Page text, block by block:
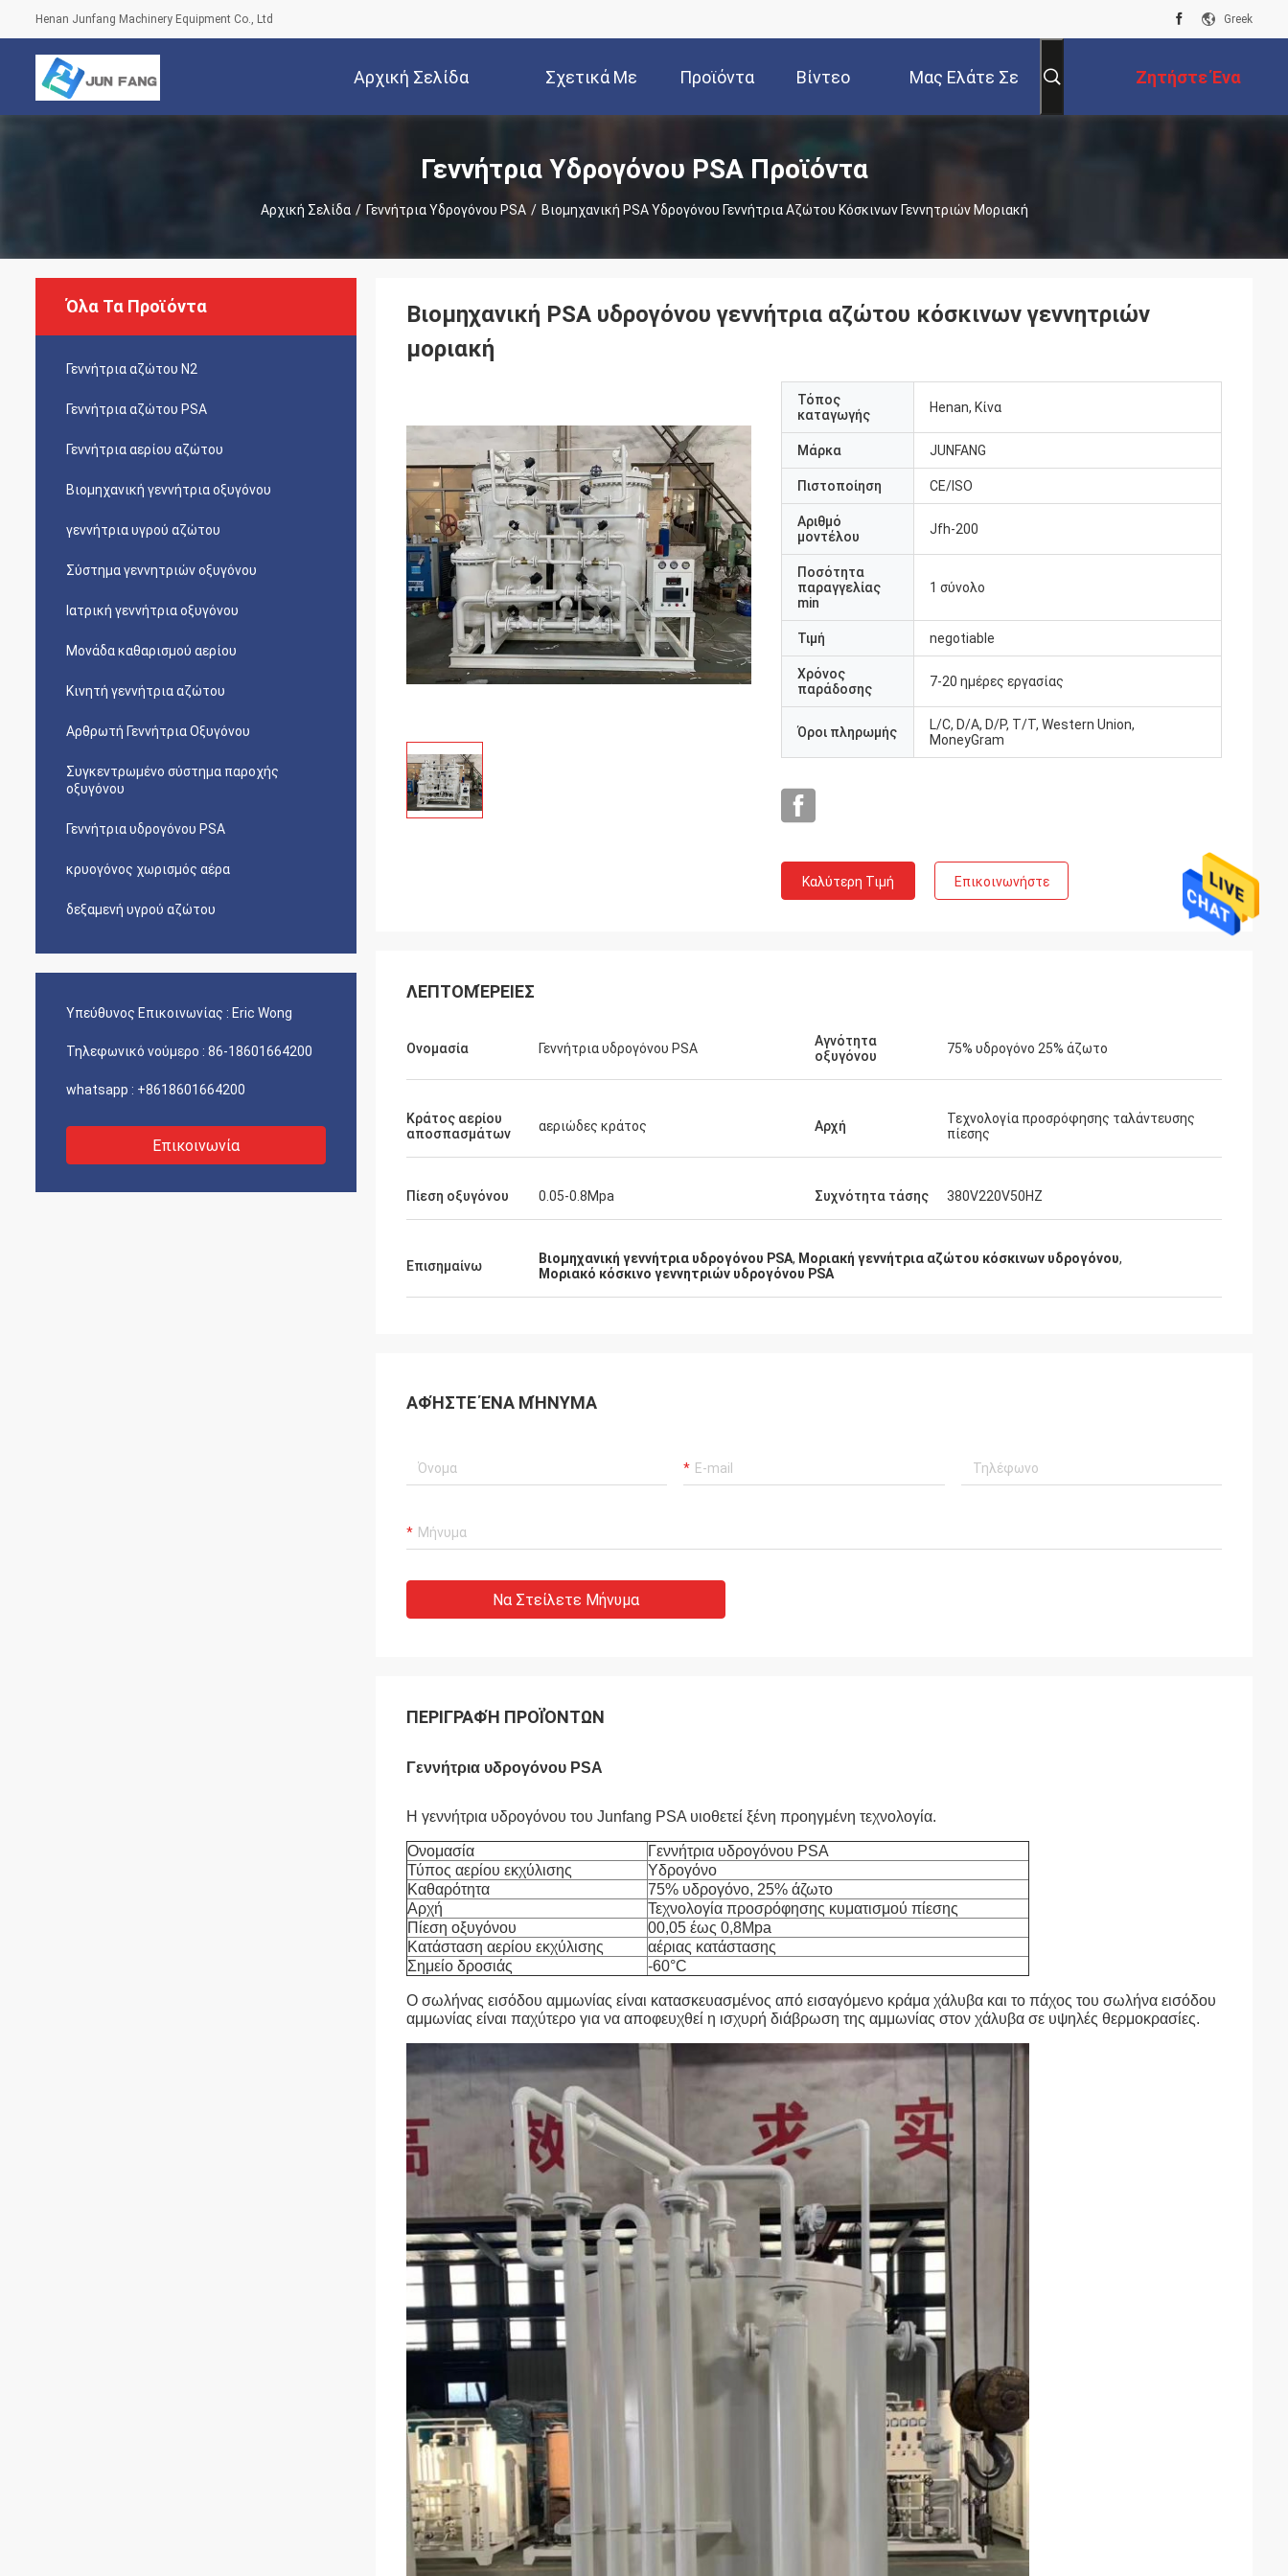
Henan Junfang Machinery Equipment Co., Ltd Greek
Αρχική Σελίδα Σχετικά Με
Εμάς
Προϊόντα Βίντεο Μας Ελάτε Σε Ζητήστε Ένα
Απόσπασμα
Γεννήτρια Υδρογόνου PSA Προϊόντα
Αρχική Σελίδα / Γεννήτρια Υδρογόνου PSA / Βιομηχανική PSA Υδρογόνου Γεννήτρια Αζώτου Κόσκινων Γεννητριών Μοριακή
Όλα Τα Προϊόντα
Γεννήτρια αζώτου Ν2
Γεννήτρια αζώτου PSA
Γεννήτρια αερίου αζώτου
Βιομηχανική γεννήτρια οξυγόνου
γεννήτρια υγρού αζώτου
Σύστημα γεννητριών οξυγόνου
Ιατρική γεννήτρια οξυγόνου
Μονάδα καθαρισμού αερίου
Κινητή γεννήτρια αζώτου
Αρθρωτή Γεννήτρια Οξυγόνου
Συγκεντρωμένο σύστημα παροχής
οξυγόνου
Γεννήτρια υδρογόνου PSA
κρυογόνος χωρισμός αέρα
δεξαμενή υγρού αζώτου
Υπεύθυνος Επικοινωνίας : Eric Wong
Τηλεφωνικό νούμερο : 86-18601664200
whatsapp : +8618601664200
Επικοινωνία
Βιομηχανική PSA υδρογόνου γεννήτρια αζώτου κόσκινων γεννητριών
μοριακή
Τόπος
καταγωγής
Henan, Κίνα
Μάρκα JUNFANG
Πιστοποίηση CE/ISO
Αριθμό
μοντέλου
Jfh-200
Ποσότητα
παραγγελίας
min
1 σύνολο
Τιμή negotiable
Χρόνος
παράδοσης
7-20 ημέρες εργασίας
Όροι πληρωμής
L/C, D/A, D/P, T/T, Western Union,
MoneyGram
Καλύτερη Τιμή Επικοινωνήστε
ΛΕΠΤΟΜΈΡΕΙΕΣ
Ονομασία Γεννήτρια υδρογόνου PSA
Αγνότητα
οξυγόνου
75% υδρογόνο 25% άζωτο
Κράτος αερίου
αποσπασμάτων
αεριώδες κράτος Αρχή
Τεχνολογία προσρόφησης ταλάντευσης
πίεσης
Πίεση οξυγόνου 0.05-0.8Mpa Συχνότητα τάσης 380V220V50HZ
Επισημαίνω Βιομηχανική γεννήτρια υδρογόνου PSA, Μοριακή γεννήτρια αζώτου κόσκινων υδρογόνου,
Μοριακό κόσκινο γεννητριών υδρογόνου PSA
ΑΦΉΣΤΕ ΈΝΑ ΜΉΝΥΜΑ
Να Στείλετε Μήνυμα
ΠΕΡΙΓΡΑΦΉ ΠΡΟΪΌΝΤΩΝ
Γεννήτρια υδρογόνου PSA
Η γεννήτρια υδρογόνου του Junfang PSA υιοθετεί ξένη προηγμένη τεχνολογία.
Ονομασία
Γεννήτρια υδρογόνου PSA
Τύπος αερίου εκχύλισης
Υδρογόνο
Καθαρότητα
75% υδρογόνο, 25% άζωτο
Αρχή
Τεχνολογία προσρόφησης κυματισμού πίεσης
Πίεση οξυγόνου
00,05 έως 0,8Mpa
Κατάσταση αερίου εκχύλισης
αέριας κατάστασης
Σημείο δροσιάς
-60°C
Ο σωλήνας εισόδου αμμωνίας είναι κατασκευασμένος από εισαγόμενο κράμα χάλυβα και το πάχος του σωλήνα εισόδου
αμμωνίας είναι παχύτερο για να αποφευχθεί η ισχυρή διάβρωση της αμμωνίας στον χάλυβα σε υψηλές θερμοκρασίες.